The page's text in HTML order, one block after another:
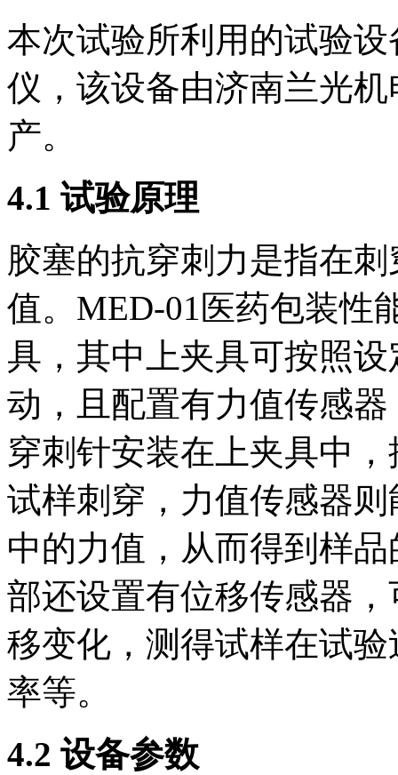
本次试验所利用的试验
仪，该设备由济南兰光
产。
4.1 试验原理
胶塞的抗穿刺力是指在
值。MED-01医药包装性
具，其中上夹具可按照
动，且配置有力值传感
穿刺针安装在上夹具中
试样刺穿，力值传感器
中的力值，从而得到样
部还设置有位移传感器
移变化，测得试样在试
率等。
4.2 设备参数